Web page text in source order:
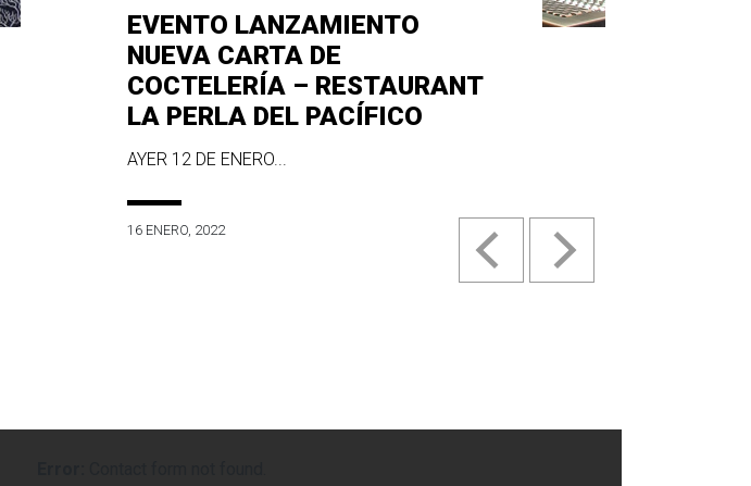
EVENTO LANZAMIENTO
NUEVA CARTA DE
COCTELERÍA – RESTAURANT
LA PERLA DEL PACÍFICO
AYER 12 DE ENERO...
16 ENERO, 2022